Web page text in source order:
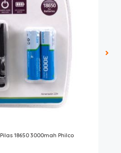
18650 3000mah Philco